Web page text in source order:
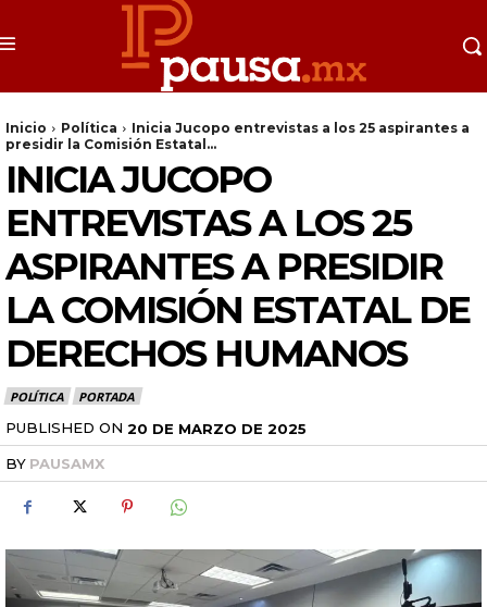
Inicio Política
Inicia Jucopo entrevistas a los 25 aspirantes a
presidir la Comisión Estatal...
INICIA JUCOPO
ENTREVISTAS A LOS 25
ASPIRANTES A PRESIDIR
LA COMISIÓN ESTATAL DE
DERECHOS HUMANOS
POLÍTICA PORTADA
PUBLISHED ON 20 DE MARZO DE 2025
BY PAUSAMX